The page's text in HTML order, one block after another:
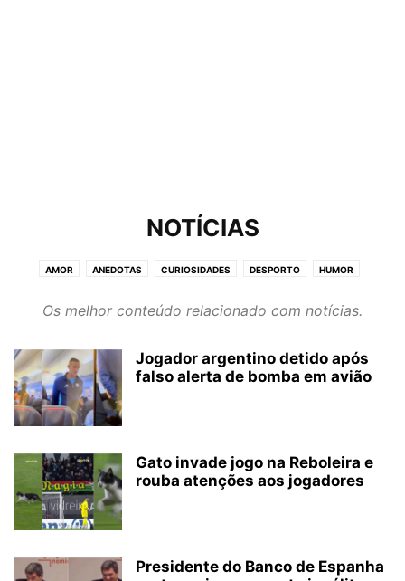
NOTÍCIAS
AMOR ANEDOTAS CURIOSIDADES DESPORTO HUMOR
Os melhor conteúdo relacionado com notícias.
Jogador argentino detido após
falso alerta de bomba em avião
Gato invade jogo na Reboleira e
rouba atenções aos jogadores
Presidente do Banco de Espanha